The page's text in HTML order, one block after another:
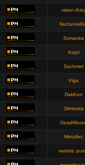
Szmanka
Kojot
Sachmet
Viga
DakKon
Dimrosta
Metallixc
sadistic